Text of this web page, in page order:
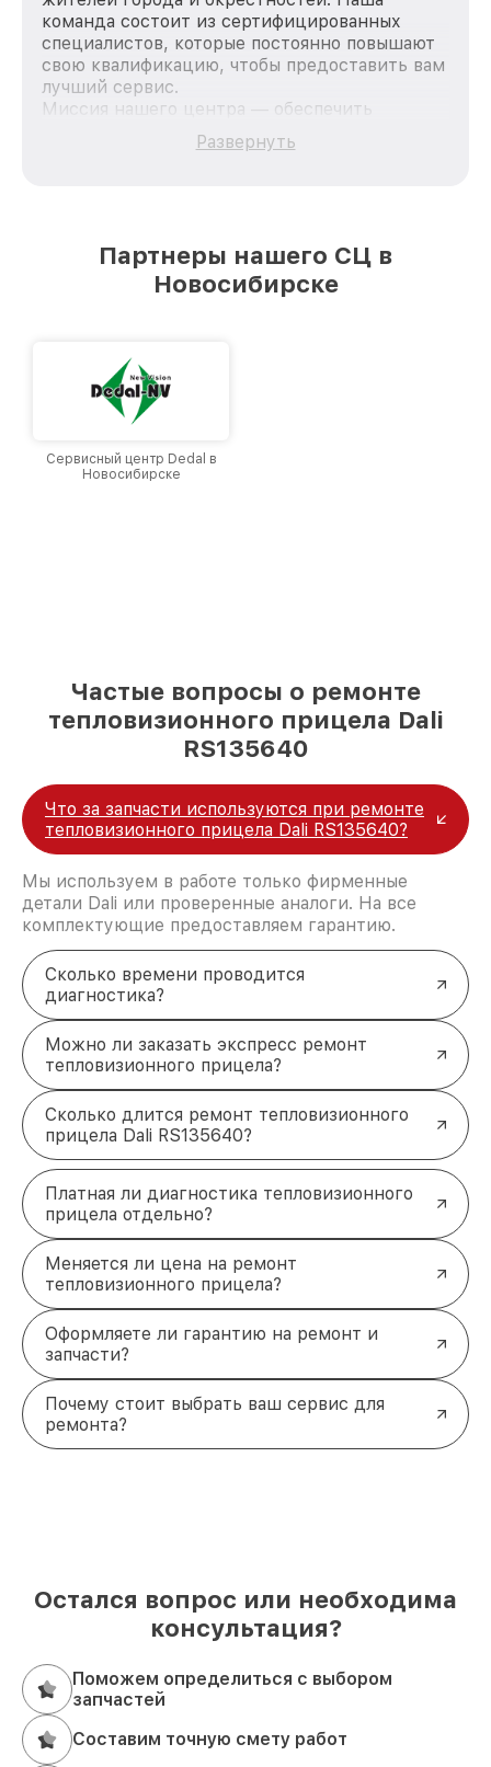
команда состоит из сертифицированных
специалистов, которые постоянно повышают
свою квалификацию, чтобы предоставить вам
лучший сервис.
Миссия нашего центра — обеспечить
качественный и доступный ремонт для
каждого пользователя продукции Dali, вне
лучшим сервисным центром Dali в городе
Новосибирске, постоянно повышая уровень
Развернуть
Партнеры нашего СЦ в
Новосибирске
Сервисный центр Dedal в
Новосибирске
Частые вопросы о ремонте
тепловизионного прицела Dali
RS135640
Что за запчасти используются при ремонте
тепловизионного прицела Dali RS135640?
Мы используем в работе только фирменные
детали Dali или проверенные аналоги. На все
комплектующие предоставляем гарантию.
Сколько времени проводится
диагностика?
Можно ли заказать экспресс ремонт
тепловизионного прицела?
Сколько длится ремонт тепловизионного
прицела Dali RS135640?
Платная ли диагностика тепловизионного
прицела отдельно?
Меняется ли цена на ремонт
тепловизионного прицела?
Оформляете ли гарантию на ремонт и
запчасти?
Почему стоит выбрать ваш сервис для
ремонта?
Остался вопрос или необходима
консультация?
Поможем определиться с выбором
запчастей
Составим точную смету работ